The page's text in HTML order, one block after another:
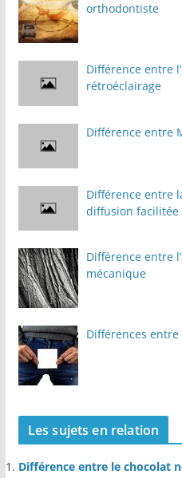
orthodontiste
Différence entre
rétroéclairage
Différence entre
Différence entre
diffusion facilitée
Différence entre
mécanique
Différences entre
Les sujets en relation
Différence entre le chocolat